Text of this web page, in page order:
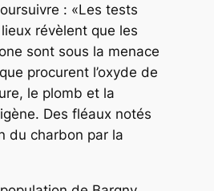
: «Les tests
révèlent que les
sont sous la menace
procurent l’oxyde de
le plomb et la
Des fléaux notés
du charbon par la